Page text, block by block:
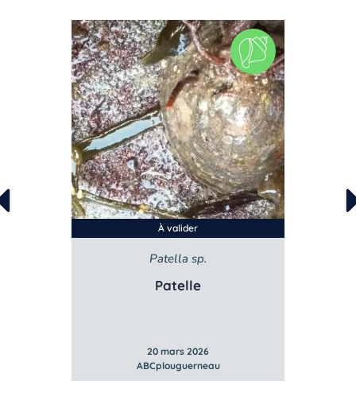
À valider
Patella sp.
Patelle
20 mars 2026
ABCplouguerneau